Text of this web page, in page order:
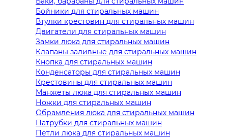
Бойники для стиральных машин
Втулки крестовин для стиральных машин
Двигатели для стиральных машин
Замки люка для стиральных машин
Клапаны заливные для стиральных машин
Кнопка для стиральных машин
Конденсаторы для стиральных машин
Крестовины для стиральных машин
Манжеты люка для стиральных машин
Ножки для стиральных машин
Обрамления люка для стиральных машин
Патрубки для стиральных машин
Петли люка для стиральных машин